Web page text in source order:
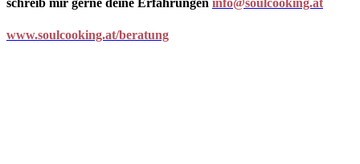
schreib mir gerne deine Erfahrungen info@soulcooking.at
www.soulcooking.at/beratung